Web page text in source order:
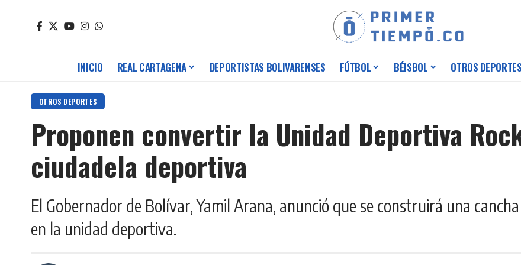
INICIO REAL CARTAGENA DEPORTISTAS BOLIVARENSES FÚTBOL BÉISBOL OTROS DEPORTES
OTROS DEPORTES
Proponen convertir la Unidad Deportiva
ciudadela deportiva
El Gobernador de Bolívar, Yamil Arana, anunció que se construirá una
en la unidad deportiva.